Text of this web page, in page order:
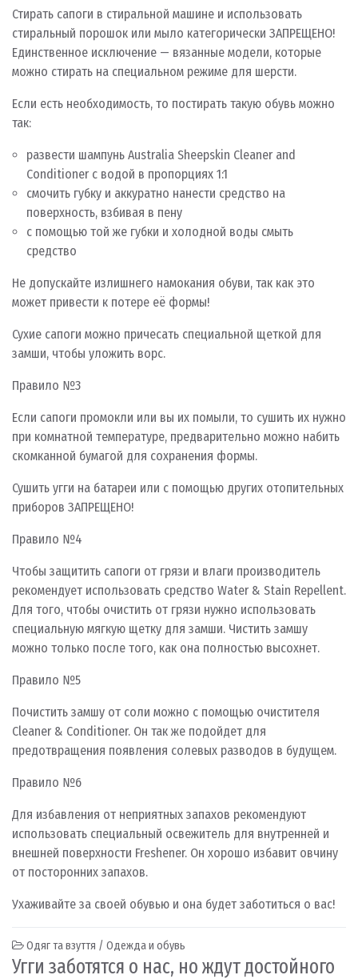
Стирать сапоги в стиральной машине и использовать
стиральный порошок или мыло категорически ЗАПРЕЩЕНО!
Единственное исключение — вязанные модели, которые
можно стирать на специальном режиме для шерсти.
Если есть необходимость, то постирать такую обувь можно
так:
развести шампунь Australia Sheepskin Cleaner and
Conditioner с водой в пропорциях 1:1
смочить губку и аккуратно нанести средство на
поверхность, взбивая в пену
с помощью той же губки и холодной воды смыть
средство
Не допускайте излишнего намокания обуви, так как это
может привести к потере её формы!
Сухие сапоги можно причесать специальной щеткой для
замши, чтобы уложить ворс.
Правило №3
Если сапоги промокли или вы их помыли, то сушить их нужно
при комнатной температуре, предварительно можно набить
скомканной бумагой для сохранения формы.
Сушить угги на батареи или с помощью других отопительных
приборов ЗАПРЕЩЕНО!
Правило №4
Чтобы защитить сапоги от грязи и влаги производитель
рекомендует использовать средство Water & Stain Repellent.
Для того, чтобы очистить от грязи нужно использовать
специальную мягкую щетку для замши. Чистить замшу
можно только после того, как она полностью высохнет.
Правило №5
Почистить замшу от соли можно с помощью очистителя
Cleaner & Conditioner. Он так же подойдет для
предотвращения появления солевых разводов в будущем.
Правило №6
Для избавления от неприятных запахов рекомендуют
использовать специальный освежитель для внутренней и
внешней поверхности Freshener. Он хорошо избавит овчину
от посторонних запахов.
Ухаживайте за своей обувью и она будет заботиться о вас!
Одяг та взуття / Одежда и обувь
Угги заботятся о нас, но ждут достойного